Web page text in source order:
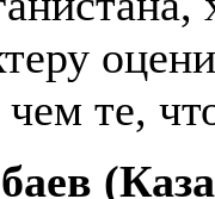
чем те,